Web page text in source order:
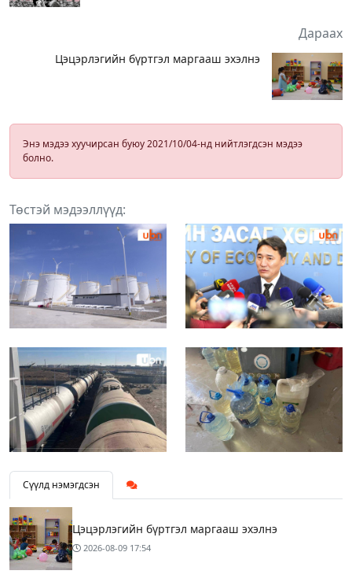
Дараах
Цэцэрлэгийн бүртгэл маргааш эхэлнэ
Энэ мэдээ хуучирсан буюу 2021/10/04-нд нийтлэгдсэн мэдээ
болно.
Төстэй мэдээллүүд:
Сүүлд нэмэгдсэн
Цэцэрлэгийн бүртгэл маргааш эхэлнэ
2026-08-09 17:54